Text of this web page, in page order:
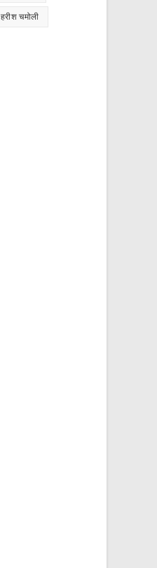
हरीश चमोली